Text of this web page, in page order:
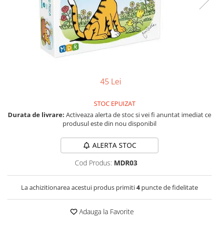
Jocuri pentru o persoana
Jocuri pentru 2 persoane
Game cunoscute
Orchard Games
Jocuri de societate in limba
romana
45 Lei
STOC EPUIZAT
Durata de livrare: Activeaza alerta de stoc si vei fi anuntat imediat ce
produsul este din nou disponibil
ALERTA STOC
Cod Produs: MDR03
La achizitionarea acestui produs primiti4puncte de fidelitate
Adauga la Favorite